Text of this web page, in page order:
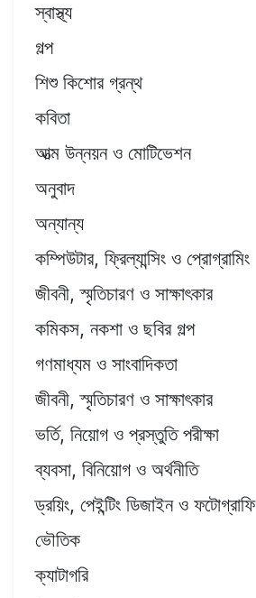
স্বাস্থ্য
গল্প
শিশু কিশোর গ্রন্থ
কবিতা
আত্ম উন্নয়ন ও মোটিভেশন
অনুবাদ
অন্যান্য
কম্পিউটার, ফ্রিল্যান্সিং ও প্রোগ্রামিং
জীবনী, স্মৃতিচারণ ও সাক্ষাৎকার
কমিকস, নকশা ও ছবির গল্প
গণমাধ্যম ও সাংবাদিকতা
জীবনী, স্মৃতিচারণ ও সাক্ষাৎকার
ভর্তি, নিয়োগ ও প্রস্তুতি পরীক্ষা
ব্যবসা, বিনিয়োগ ও অর্থনীতি
ড্রয়িং, পেইন্টিং ডিজাইন ও ফটোগ্রাফি
ভৌতিক
ক্যাটাগরি